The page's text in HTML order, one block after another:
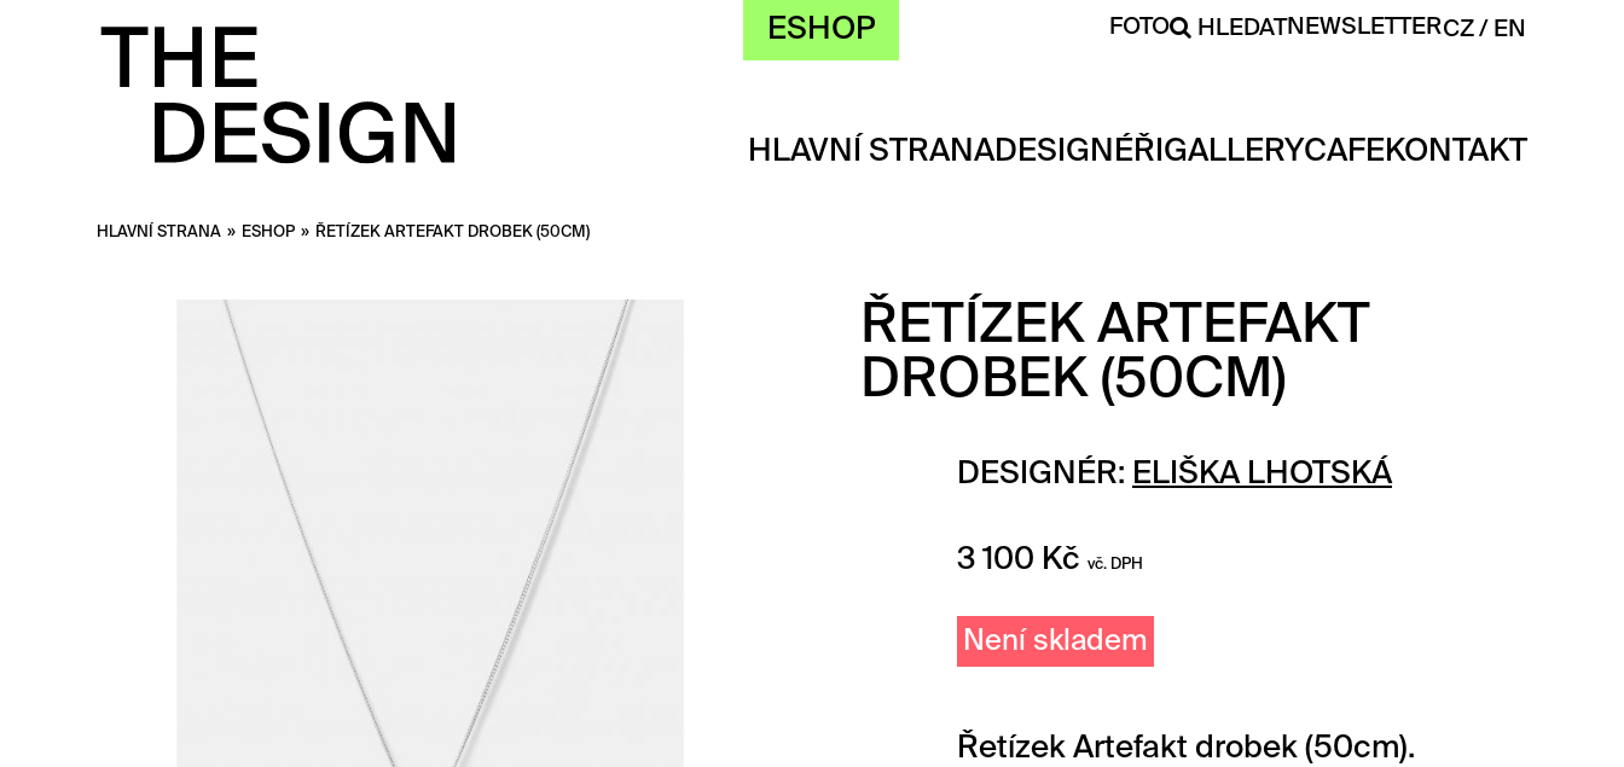
ESHOP FOTO HLEDATNEWSLETTERCZ EN
HLAVNÍ STRANADESIGNÉŘIGALLERYCAFEKONTAKT
HLAVNÍ STRANA » ESHOP » ŘETÍZEK ARTEFAKT DROBEK (50CM)
ŘETÍZEK ARTEFAKT
DROBEK (50CM)
DESIGNÉR: ELIŠKA LHOTSKÁ
3 100 Kč vč. DPH
Není skladem
Řetízek Artefakt drobek (50cm).